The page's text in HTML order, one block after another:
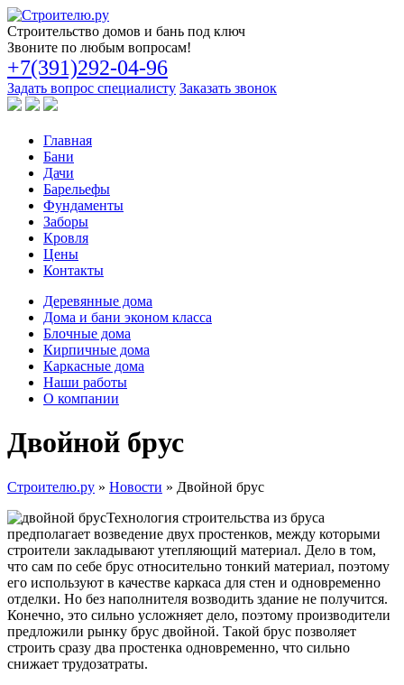
Строительство домов и бань под ключ
Звоните по любым вопросам!
+7(391)292-04-96
Задать вопрос специалисту Заказать звонок
Главная
Бани
Дачи
Барельефы
Фундаменты
Заборы
Кровля
Цены
Контакты
Деревянные дома
Дома и бани эконом класса
Блочные дома
Кирпичные дома
Каркасные дома
Наши работы
О компании
Двойной брус
Строителю.ру » Новости » Двойной брус
Технология строительства из бруса
предполагает возведение двух простенков, между которыми
строители закладывают утепляющий материал. Дело в том,
что сам по себе брус относительно тонкий материал, поэтому
его используют в качестве каркаса для стен и одновременно
отделки. Но без наполнителя возводить здание не получится.
Конечно, это сильно усложняет дело, поэтому производители
предложили рынку брус двойной. Такой брус позволяет
строить сразу два простенка одновременно, что сильно
снижает трудозатраты.